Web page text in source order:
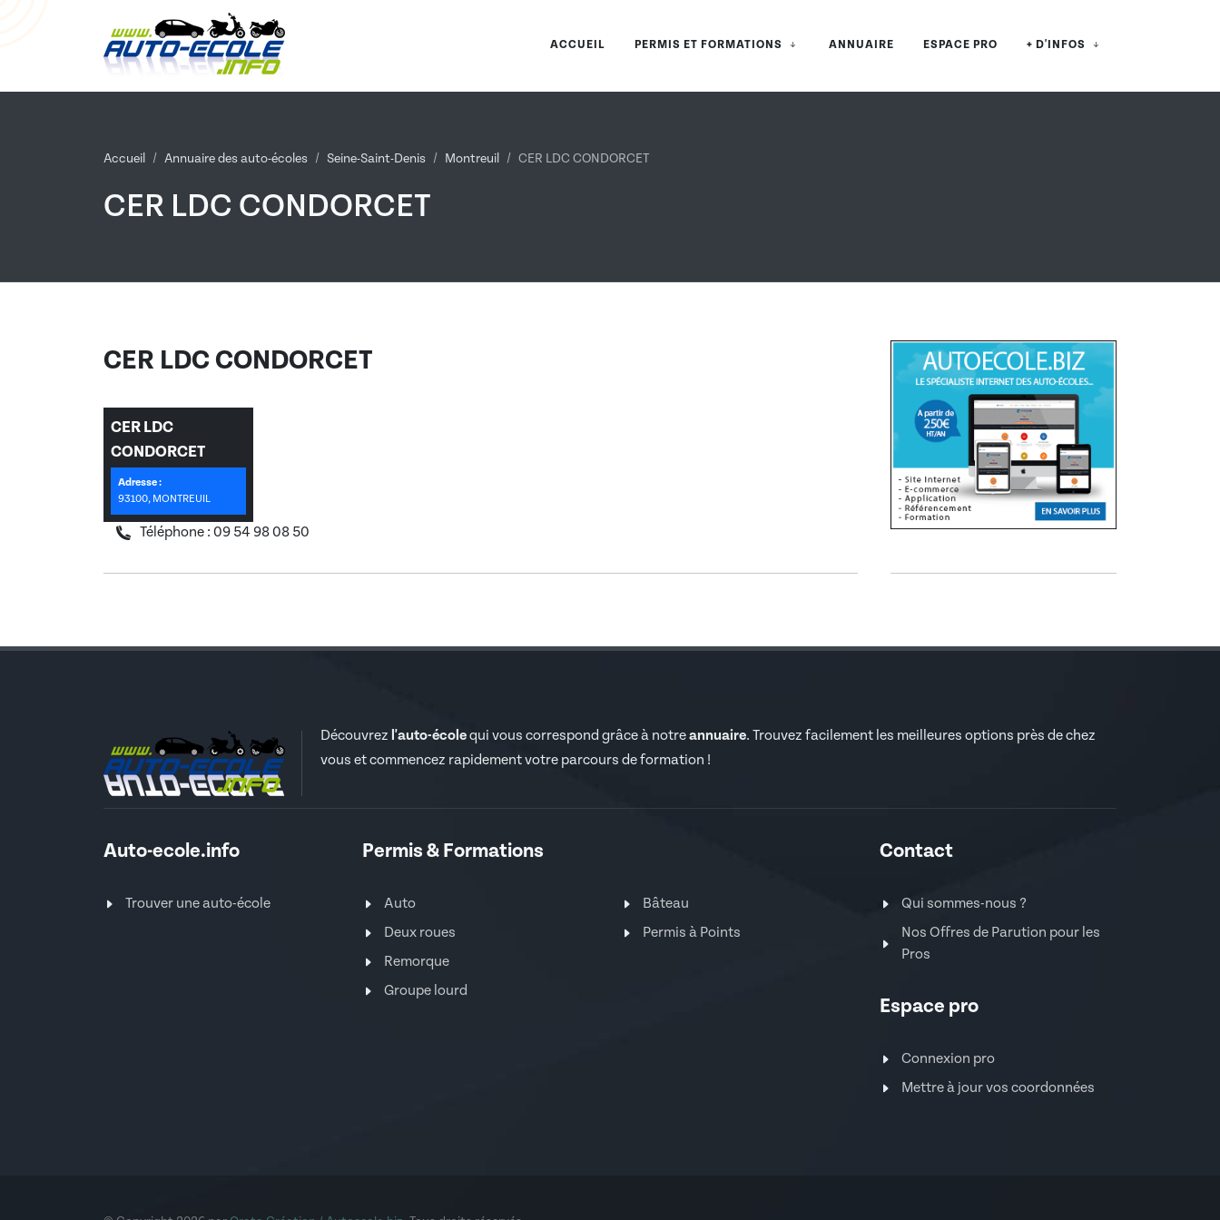
ACCUEIL PERMIS ET FORMATIONS ANNUAIRE ESPACE PRO + D'INFOS
Accueil Annuaire des auto-écoles Seine-Saint-Denis Montreuil CER LDC CONDORCET
CER LDC CONDORCET
CER LDC CONDORCET
Coordonnées
93100, Montreuil
Téléphone : 09 54 98 08 50
CER LDC
CONDORCET
Adresse :
93100, MONTREUIL
Découvrez l'auto-écolequi vous correspond grâce à notreannuaire. Trouvez facilement les meilleures options près de chez
vous et commencez rapidement votre parcours de formation !
Auto-ecole.info
Trouver une auto-école
Permis & Formations
Auto
Deux roues
Remorque
Groupe lourd
Bâteau
Permis à Points
Contact
Qui sommes-nous ?
Nos Offres de Parution pour les
Pros
Espace pro
Connexion pro
Mettre à jour vos coordonnées